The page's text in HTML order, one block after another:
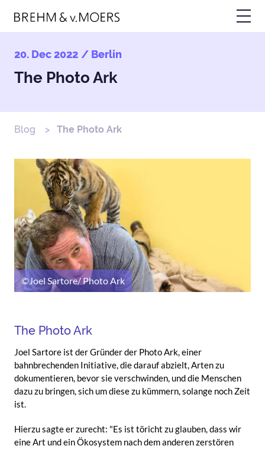
main
20. Dec 2022 / Berlin
The Photo Ark
Breadcrumb
Blog The Photo Ark
Image/Video
©Joel Sartore/ Photo Ark
Title
The Photo Ark
Text
Joel Sartore ist der Gründer der Photo Ark, einer
bahnbrechenden Initiative, die darauf abzielt, Arten zu
dokumentieren, bevor sie verschwinden, und die Menschen
dazu zu bringen, sich um diese zu kümmern, solange noch Zeit
ist.
Hierzu sagte er zurecht: "Es ist töricht zu glauben, dass wir
eine Art und ein Ökosystem nach dem anderen zerstören